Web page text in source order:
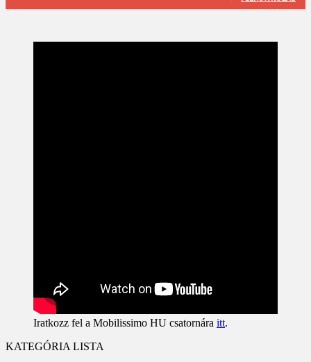
Iratkozz fel a Mobilissimo HU csatornára itt.
KATEGÓRIA LISTA